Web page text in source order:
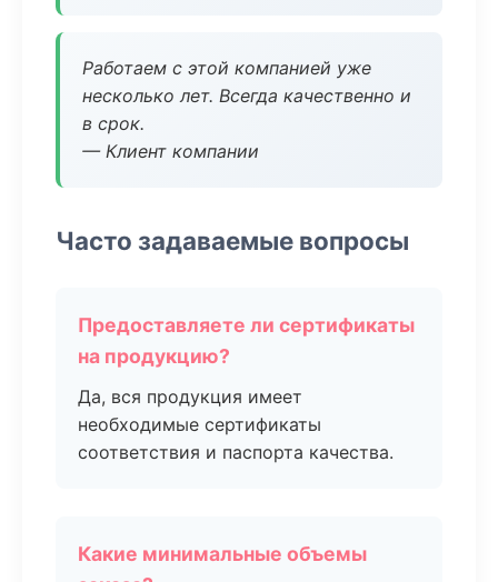
Работаем с этой компанией уже
несколько лет. Всегда качественно и
в срок.
— Клиент компании
Часто задаваемые вопросы
Предоставляете ли сертификаты
на продукцию?
Да, вся продукция имеет
необходимые сертификаты
соответствия и паспорта качества.
Какие минимальные объемы